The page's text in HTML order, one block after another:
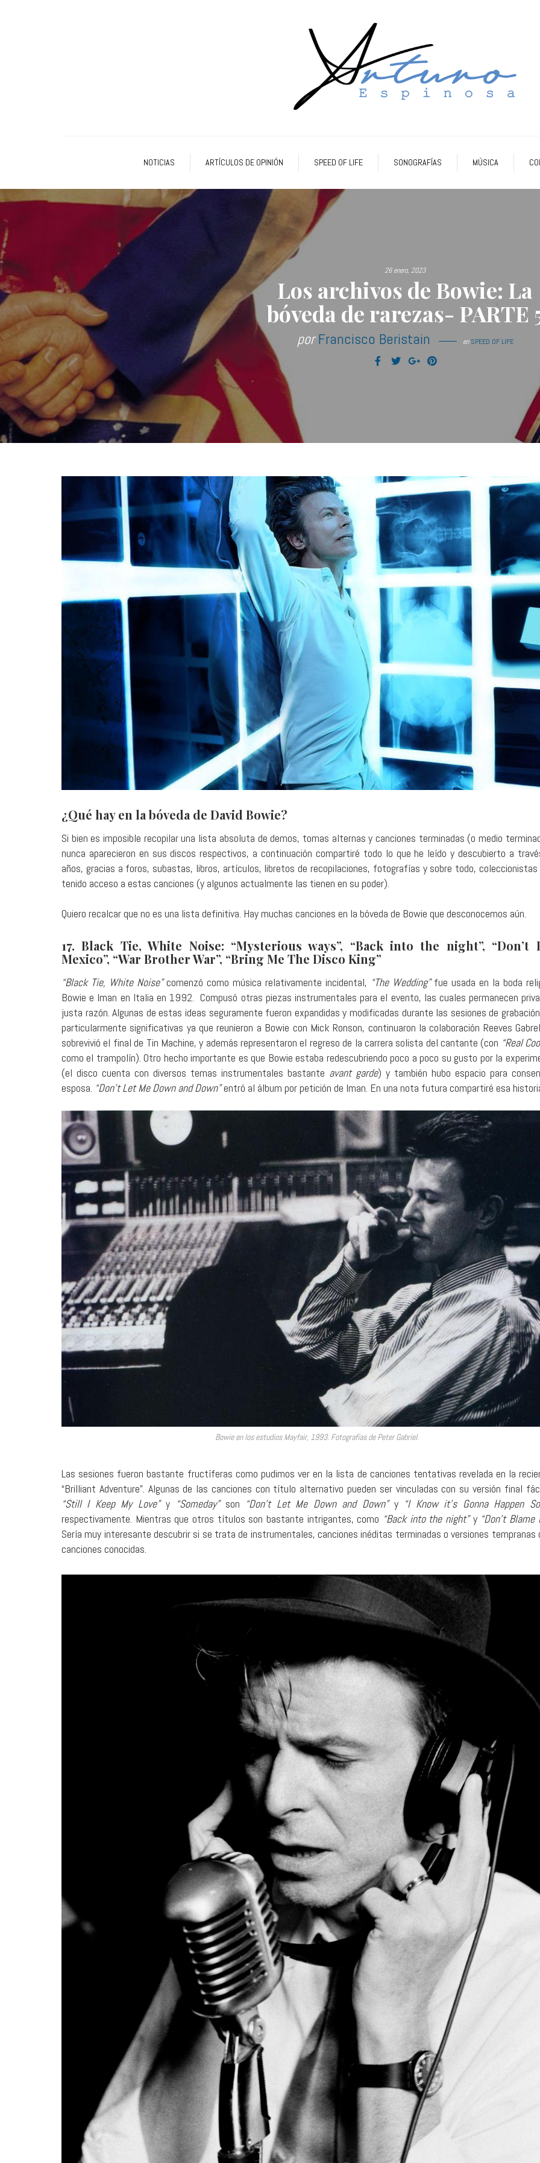
NOTICIAS ARTÍCULOS DE OPINIÓN SPEED OF LIFE SONOGRAFÍAS MÚSICA
26 enero, 2023
Los archivos de Bowie: La
bóveda de rarezas- PARTE
porFrancisco Beristain enSPEED OF LIFE
¿Qué hay en la bóveda de David Bowie?
Si bien es imposible recopilar una lista absoluta de demos, tomas alternas y canciones terminadas (o medio
nunca aparecieron en sus discos respectivos, a continuación compartiré todo lo que he leído y descubierto a
años, gracias a foros, subastas, libros, artículos, libretos de recopilaciones, fotografías y sobre todo, coleccionistas
tenido acceso a estas canciones (y algunos actualmente las tienen en su poder).
Quiero recalcar que no es una lista definitiva. Hay muchas canciones en la bóveda de Bowie que desconocemos aún.
17. Black Tie, White Noise: “Mysterious ways”, “Back into the night”, “Don’t
Mexico”, “War Brother War”, “Bring Me The Disco King”
“Black Tie, White Noise”comenzó como música relativamente incidental, “The Wedding”fue usada en la boda
Bowie e Iman en Italia en 1992. Compusó otras piezas instrumentales para el evento, las cuales permanecen
justa razón. Algunas de estas ideas seguramente fueron expandidas y modificadas durante las sesiones de
particularmente significativas ya que reunieron a Bowie con Mick Ronson, continuaron la colaboración Reeves
sobrevivió el final de Tin Machine, y además representaron el regreso de la carrera solista del cantante (con “Real
como el trampolín). Otro hecho importante es que Bowie estaba redescubriendo poco a poco su gusto por la
(el disco cuenta con diversos temas instrumentales bastante avant garde) y también hubo espacio para
esposa. “Don’t Let Me Down and Down”entró al álbum por petición de Iman. En una nota futura compartiré esa
Bowie en los estudios Mayfair, 1993. Fotografías de Peter Gabriel.
Las sesiones fueron bastante fructíferas como pudimos ver en la lista de canciones tentativas revelada en la
“Brilliant Adventure”. Algunas de las canciones con título alternativo pueden ser vinculadas con su versión final
“Still I Keep My Love”y “Someday”son “Don’t Let Me Down and Down”y “I Know it’s Gonna Happen
respectivamente. Mientras que otros títulos son bastante intrigantes, como “Back into the night”y “Don’t Blame
Sería muy interesante descubrir si se trata de instrumentales, canciones inéditas terminadas o versiones tempranas
canciones conocidas.
Time will be a healer: un lugar
donde el éxito no significa nada
SONOGRAFÍAS
25 julio, 2026
Hurdy Gurdy Man: mapas de
creatividad
7 agosto, 2026
The Thread: Las
SONOGRAFÍAS